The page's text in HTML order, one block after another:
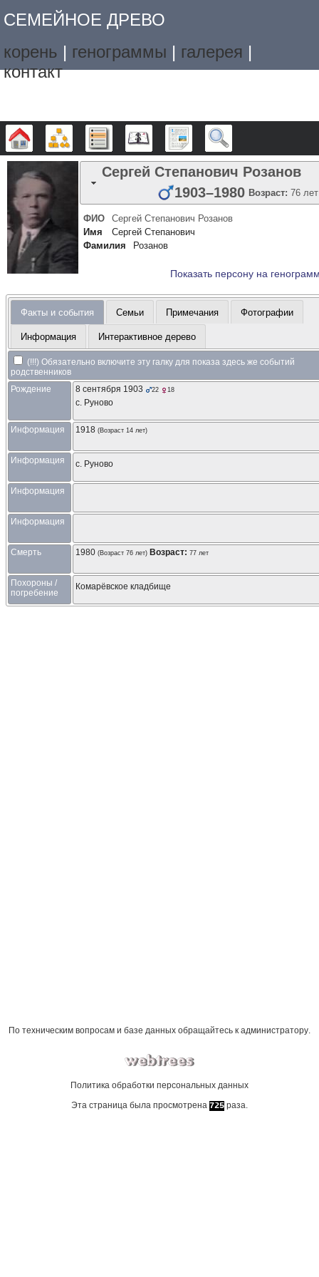
СЕМЕЙНОЕ ДРЕВО
корень | генограммы | галерея |
контакт
Дерево Графики Списки Календарь Отчёты
Сергей Степанович Розанов
Возраст: 76 лет
1903–1980
ФИО Сергей Степанович Розанов
Имя
Сергей Степанович
Фамилия
Розанов
Показать персону на
Факты и события Семьи Примечания Фотографии
Информация Интерактивное дерево
(!!!) Обязательно включите эту галку для показа здесь же событий
родственников
Рождение
8 сентября 1903 22 18
с. Руново
Информация 1918 (Возраст 14 лет)
Информация с. Руново
Информация
Информация
Смерть 1980 (Возраст 76 лет) Возраст: 77 лет
Похороны /
погребение
Комарёвское кладбище
По техническим вопросам и базе данных обращайтесь к администратору.
Политика обработки персональных данных
Эта страница была просмотрена 725 раза.